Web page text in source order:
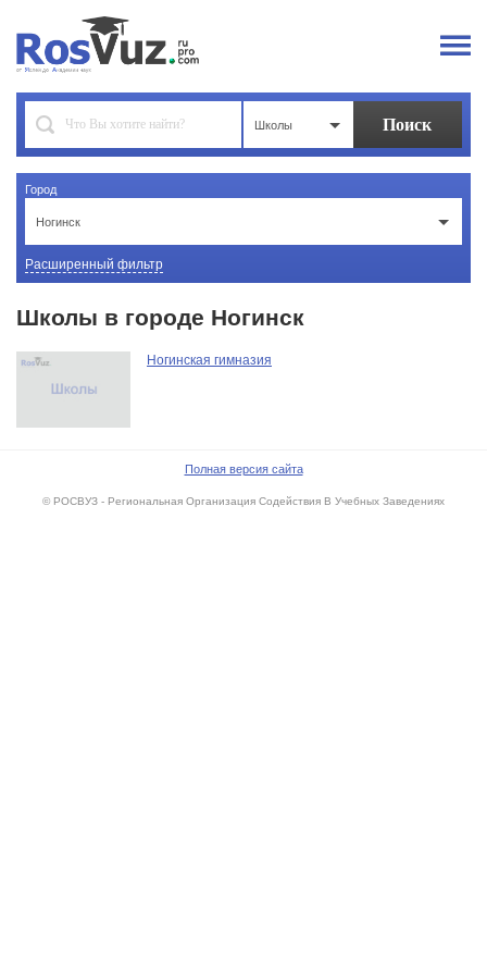
Школы
Город
Ногинск
Расширенный фильтр
Школы в городе Ногинск
Ногинская гимназия
Полная версия сайта
© РОСВУЗ - Региональная Организация Содействия В Учебных Заведениях